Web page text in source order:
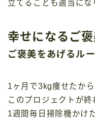
立てることも適当にな
幸せになるご
ご褒美をあげるル
1ヶ月で3kg痩せたから
このプロジェクトが終
1週間毎日掃除機かけ